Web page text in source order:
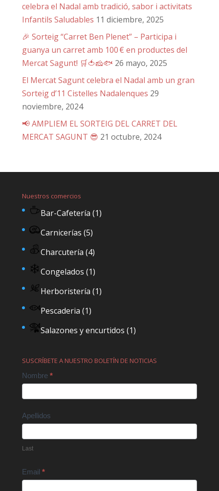
celebra el Nadal amb tradició, sabor i activitats
Infantils Saludables 11 diciembre, 2025
🎉 Sorteig “Carret Ben Plenet” – Participa i
guanya un carret amb 100 € en productes del
Mercat Sagunt! 🛒🍅🧀🐟 26 mayo, 2025
El Mercat Sagunt celebra el Nadal amb un gran
Sorteig d’11 Cistelles Nadalenques 29
noviembre, 2024
📢 AMPLIEM EL SORTEIG DEL CARRET DEL
MERCAT SAGUNT 😎 21 octubre, 2024
Nuestros comercios
Bar-Cafetería (1)
Carnicerías (5)
Charcutería (4)
Congelados (1)
Herboristería (1)
Pescaderia (1)
Salazones y encurtidos (1)
SUSCRÍBETE A NUESTRO BOLETÍN DE NOTICIAS
Contact
Nombre *
Apellidos
Last
Email *